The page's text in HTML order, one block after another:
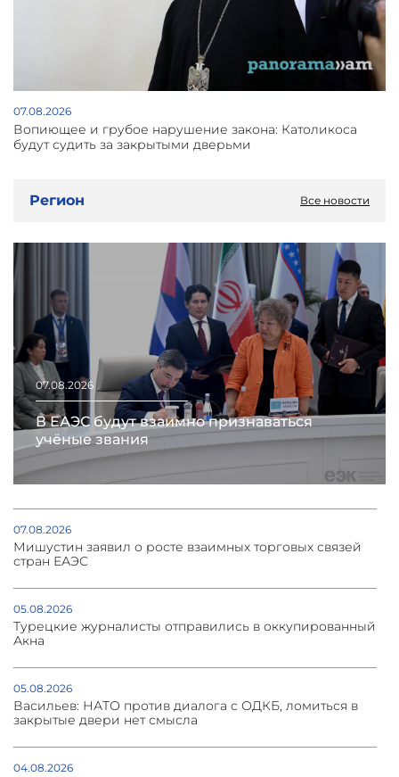
07.08.2026
Вопиющее и грубое нарушение закона: Католикоса
будут судить за закрытыми дверьми
Регион Все новости
07.08.2026
В ЕАЭС будут взаимно признаваться
учёные звания
07.08.2026
Мишустин заявил о росте взаимных торговых связей
стран ЕАЭС
05.08.2026
Турецкие журналисты отправились в оккупированный
Акна
05.08.2026
Васильев: НАТО против диалога с ОДКБ, ломиться в
закрытые двери нет смысла
04.08.2026